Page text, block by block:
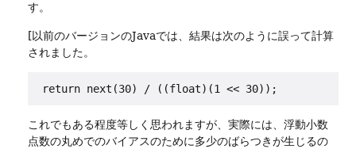
す。
[以前のバージョンのJavaでは、結果は次のように誤って計算
されました。
return next(30) / ((float)(1 << 30));
これでもある程度等しく思われますが、実際には、浮動小数
点数の丸めでのバイアスのために多少のばらつきが生じるの